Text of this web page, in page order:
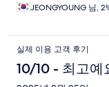
JEONGYOUNG 님, 2
실제 이용 고객 후기
10/10 - 최고예